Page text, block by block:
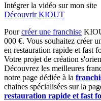
Intégrer la vidéo sur mon site
Découvrir KIOUT
Pourcréer une franchise
000 €. Vous souhaitez créer
en restauration rapide et fast
Votre projet de création
Découvrez les meilleures
notre page dédiée à la
chaines spécialisées sur la
restauration rapide et fast